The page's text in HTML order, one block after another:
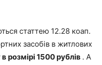
статтею 12.28 коап.
засобів в житлових
розмірі 1500 рублів . А